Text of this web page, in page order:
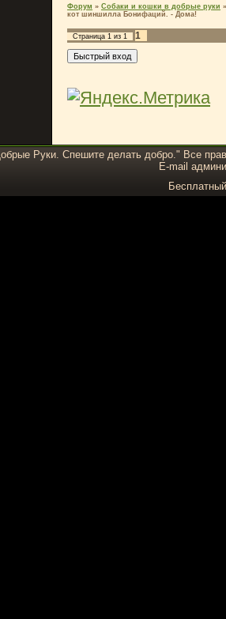
Форум » Собаки и кошки в добрые руки »
кот шиншилла Бонифаций. - Дома!
Страница 1 из 1 1
Руки. Спешите делать добро." Все
E-mail